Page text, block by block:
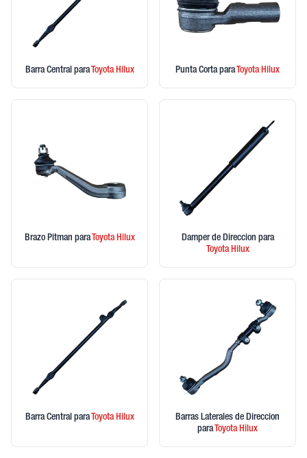
Barra Central para ToyotaHilux Punta Corta para ToyotaHilux
Brazo Pitman para ToyotaHilux Damper de Direccion para
ToyotaHilux
Barra Central para ToyotaHilux
Barras Laterales de Direccion
para ToyotaHilux